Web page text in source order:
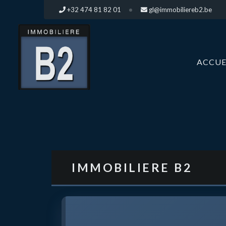
+32 474 81 82 01 gl@immobiliereb2.be
IMMOBILIERE B2